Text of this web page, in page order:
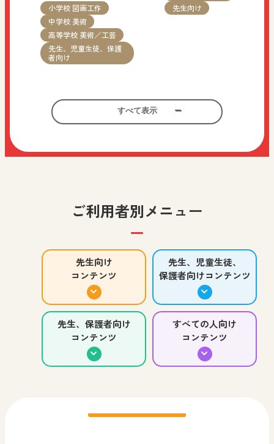
図画工作科ブログ「図工のみかた」：「ともにか
なでる図工室」第七十三回 “海のしま” を追加しま
した。
2026.07.31
お知らせ すべての人向け
夏季休業のお知らせ
お知らせ
阪急阪神ホールディングス株式会社様主催イベン
ト「ゆめ･まちアクション隊～列車の洗車機の壁を
塗ろう！～」のワークショップデザインを日文が
担当いたしました。
小学校 図画工作
中学校 美術
高等学校 美術／工芸
先生、児童生徒、保護
者向け
先生向け
ご家庭などでの学習にご活
用ください！
教科全般
考える力を育む美術鑑賞教
材
小学校 社会
先生、児童生徒、保護
コマ撮りアニメーション制
作アプリ
小学校 図画工作
中学校 美術
高等学校 美術／工芸
先生、児童生徒、保護
コマ撮りアニメの世界を広
げよう！
小学校 図画工作
中学校 美術
高等学校 美術／工芸
先生、児童生徒、保護
すべて表示
ご利用者別メニュー
先生向け
コンテンツ
先生、児童生徒、
保護者向けコンテンツ
先生、保護者向け
コンテンツ
すべての人向け
コンテンツ